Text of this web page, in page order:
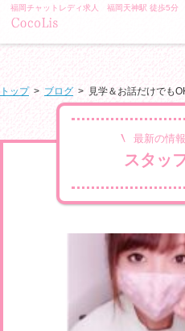
福岡チャットレディ求人 福岡天神駅 徒歩5分
トップ> ブログ > 見学＆お話だけでも
最新の情
スタッ